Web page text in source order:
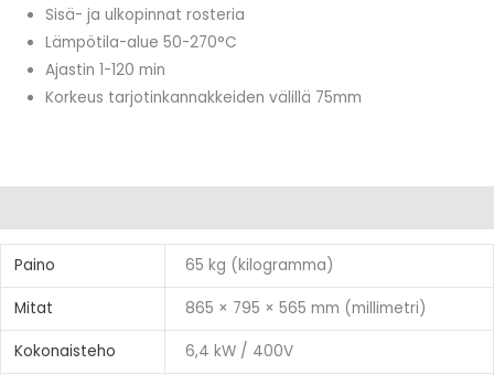
Sisä- ja ulkopinnat rosteria
Lämpötila-alue 50-270°C
Ajastin 1-120 min
Korkeus tarjotinkannakkeiden välillä 75mm
Paino 65 kg (kilogramma)
Mitat 865 × 795 × 565 mm (millimetri)
Kokonaisteho 6,4 kW / 400V